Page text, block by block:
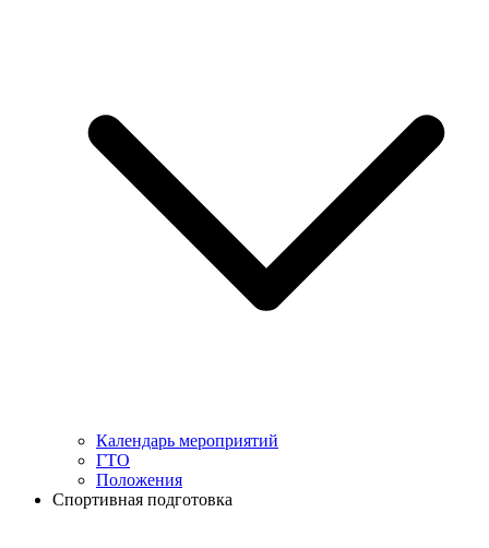
Календарь мероприятий
ГТО
Положения
Спортивная подготовка